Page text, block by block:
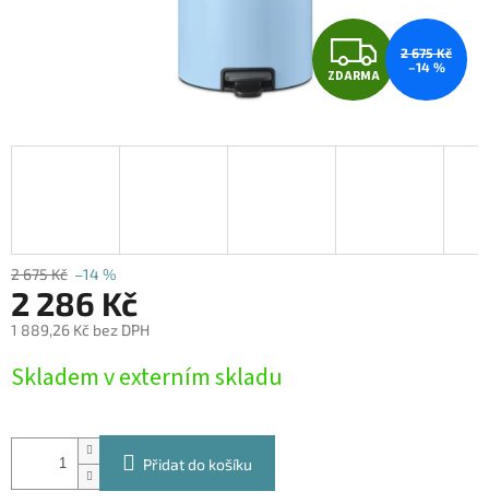
Z
D
A
ZDARMA
2 675 Kč
–14 %
2 675 Kč –14 %
2 286 Kč
1 889,26 Kč bez DPH
cena:
Skladem v externím skladu
Přidat do košíku